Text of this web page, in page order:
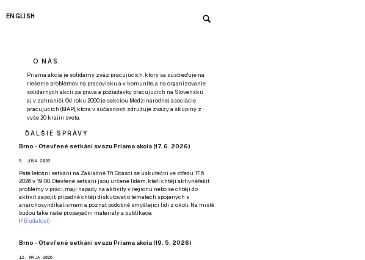
ENGLISH
O NÁS
Priama akcia je solidárny zväz pracujúcich, ktorý sa sústreďuje na
riešenie problémov na pracovisku a v komunite, a na organizovanie
solidárnych akcií za práva a požiadavky pracujúcich na Slovensku
aj v zahraničí. Od roku 2000 je sekciou Medzinárodnej asociácie
pracujúcich (MAP), ktorá v súčasnosti združuje zväzy a skupiny z
vyše 20 krajín sveta.
ĎALŠIE SPRÁVY
Brno - Otevřené setkání svazu Priama akcia (17. 6. 2026)
9. JÚNA 2026
Páté letošní setkání na Základně Tři Ocásci se uskuteční ve středu 17. 6.
2026 v 19:00. Otevřené setkání jsou určené lidem, kteří chtějí aktivněřešit
problémy v práci, mají nápady na aktivity v regionu nebo se chtějí do
aktivit zapojit, případně chtějí diskutovat o tématech spojených s
anarchosyndikalismem a poznat podobně smýšlející lidi z okolí. Na místě
budou také naše propagační materiály a publikace.
(FB událost)
Brno - Otevřené setkání svazu Priama akcia (19. 5. 2026)
12. MÁJA 2026